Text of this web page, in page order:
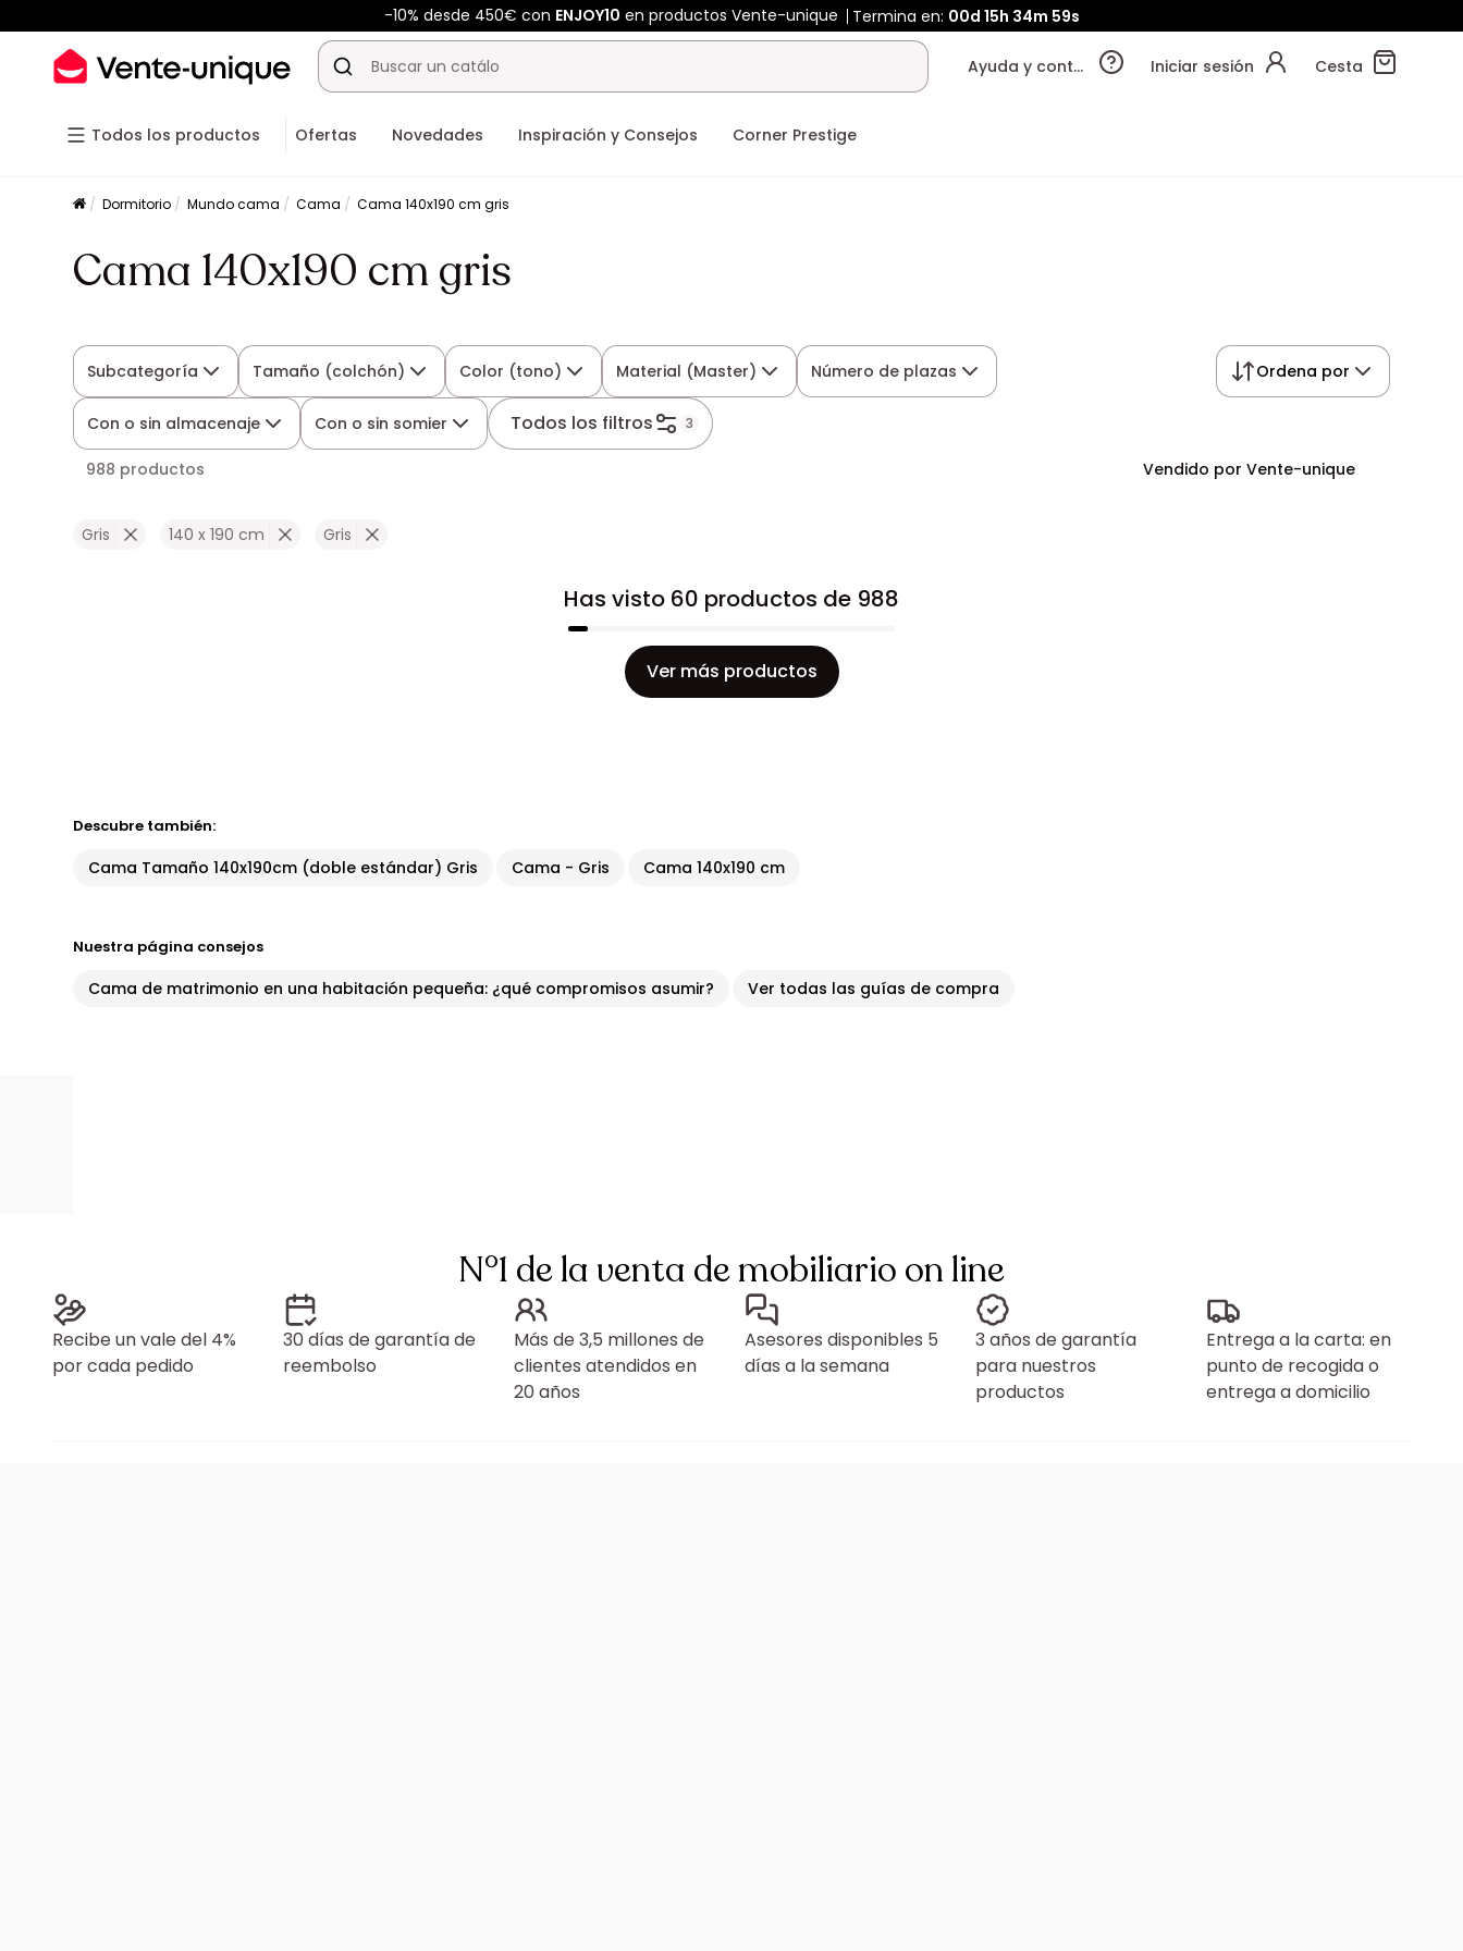
-10% desde 450€ con ENJOY10 en productos Vente-unique Termina en: 00d 15h 34m 59s
Ayuda y contacto Iniciar sesión Cesta
Todos los productos Ofertas Novedades Inspiración y Consejos Corner Prestige
Dormitorio Mundo cama Cama Cama 140x190 cm gris
Cama 140x190 cm gris
Subcategoría Tamaño (colchón) Color (tono) Material (Master) Número de plazas
Con o sin almacenaje Con o sin somier Todos los filtros 3
Ordena por
988 productos Vendido por Vente-unique
Gris 140 x 190 cm Gris
Has visto 60 productos de 988
Ver más productos
Descubre también:
Cama Tamaño 140x190cm (doble estándar) Gris Cama - Gris Cama 140x190 cm
Nuestra página consejos
Cama de matrimonio en una habitación pequeña: ¿qué compromisos asumir? Ver todas las guías de compra
N°1 de la venta de mobiliario on line
Recibe un vale del 4%
por cada pedido
30 días de garantía de
reembolso
Más de 3,5 millones de
clientes atendidos en
20 años
Asesores disponibles 5
días a la semana
3 años de garantía
para nuestros
productos
Entrega a la carta: en
punto de recogida o
entrega a domicilio